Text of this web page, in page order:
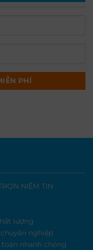
NIỀM TIN
lượng
nghiệp
nhanh chóng